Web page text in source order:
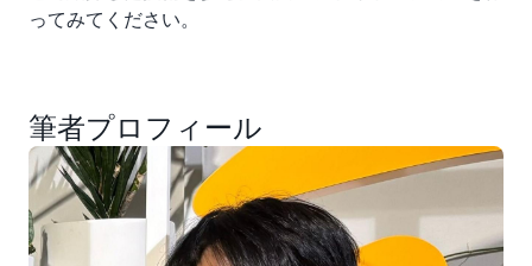
ってみてください。
筆者プロフィール